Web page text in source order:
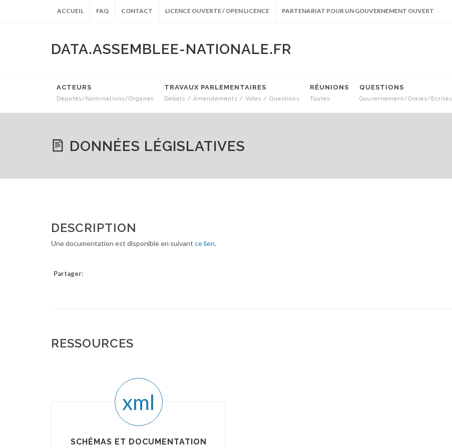
ACCUEIL FAQ CONTACT LICENCE OUVERTE / OPEN LICENCE PARTENARIAT POUR UN GOUVERNEMENT OUVERT
DATA.ASSEMBLEE-NATIONALE.FR
ACTEURS
Députés/Nominations/Organes
TRAVAUX PARLEMENTAIRES
Débats / Amendements / Votes / Questions
RÉUNIONS
Toutes
QUESTIONS
Gouvernement/Orales/Ecrites
DONNÉES LÉGISLATIVES
DESCRIPTION
Une documentation est disponible en suivant ce lien.
Partager:
RESSOURCES
xml
SCHÉMAS ET DOCUMENTATION